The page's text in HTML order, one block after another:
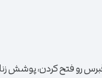
تو قرن 16 میلادی قبرس رو